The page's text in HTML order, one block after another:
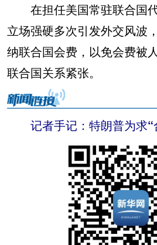
在担任美国常驻联合国
立场强硬多次引发外交风波
纳联合国会费，以免会费被
联合国关系紧张。
记者手记：特朗普为求“